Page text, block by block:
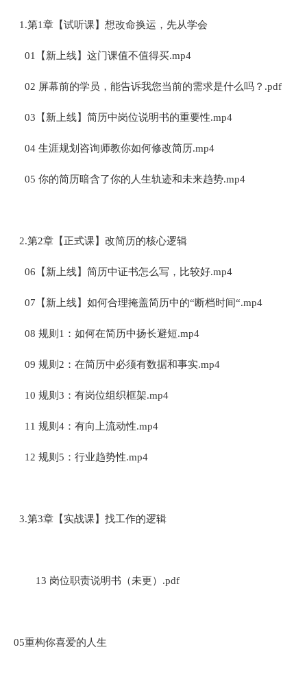
1.第1章【试听课】想改命换运，先从学会
01【新上线】这门课值不值得买.mp4
02 屏幕前的学员，能告诉我您当前的需求是什么吗？.pdf
03【新上线】简历中岗位说明书的重要性.mp4
04 生涯规划咨询师教你如何修改简历.mp4
05 你的简历暗含了你的人生轨迹和未来趋势.mp4
2.第2章【正式课】改简历的核心逻辑
06【新上线】简历中证书怎么写，比较好.mp4
07【新上线】如何合理掩盖简历中的“断档时间“.mp4
08 规则1：如何在简历中扬长避短.mp4
09 规则2：在简历中必须有数据和事实.mp4
10 规则3：有岗位组织框架.mp4
11 规则4：有向上流动性.mp4
12 规则5：行业趋势性.mp4
3.第3章【实战课】找工作的逻辑
13 岗位职责说明书（未更）.pdf
05重构你喜爱的人生